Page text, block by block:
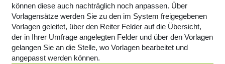
können diese auch nachträglich noch anpassen. Über
Vorlagensätze werden Sie zu den im System freigegebenen
Vorlagen geleitet, über den Reiter Felder auf die Übersicht,
der in Ihrer Umfrage angelegten Felder und über den Vorlagen
gelangen Sie an die Stelle, wo Vorlagen bearbeitet und
angepasst werden können.